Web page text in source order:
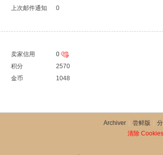
上次邮件通知
0
卖家信用
0
积分
2570
金币
1048
Archiver 尝鲜版
清除 Cookies